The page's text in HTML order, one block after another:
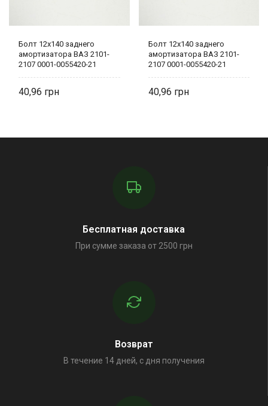
Болт 12х140 заднего
амортизатора ВАЗ 2101-
2107 0001-0055420-21
40,96
Болт 12х140 заднего
амортизатора ВАЗ 2101-
2107 0001-0055420-21
40,96
Бесплатная доставка
При сумме заказа от 2500 грн
Возврат
В течение 14 дней, с дня получения